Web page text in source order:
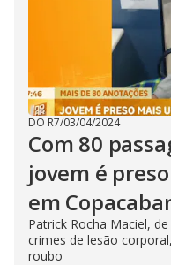
DO R7/03/04/2024
Com 80
jovem é
em
Patrick Rocha Maciel,
crimes de lesão
roubo